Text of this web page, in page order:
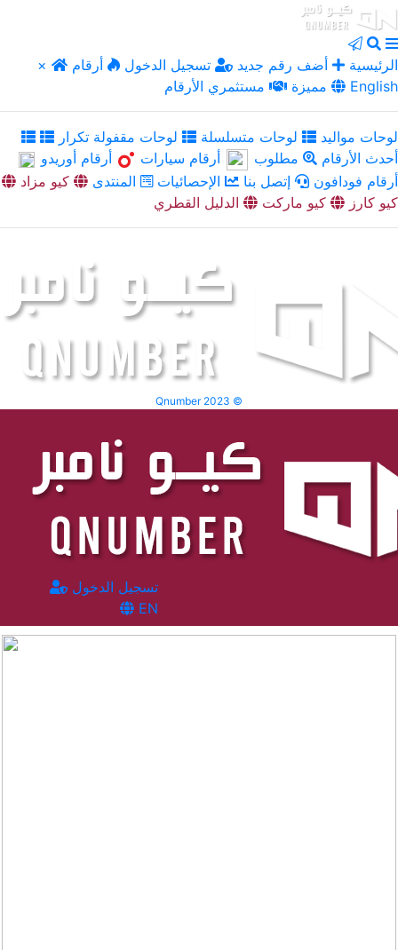
× الرئيسية أضف رقم جديد تسجيل الدخول
أرقام
مميزة
مستثمري الأرقام English
لوحات مواليد لوحات متسلسلة
لوحات مقفولة تكرار
أحدث الأرقام
مطلوب أرقام سيارات
أرقام أوريدو
أرقام فودافون
إتصل بنا الإحصائيات المنتدى
كيو مزاد
كيو كارز
كيو ماركت الدليل القطري
Qnumber 2023 ©
تسجيل الدخول
EN